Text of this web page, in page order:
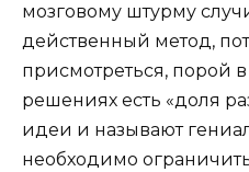
мозговому штурму
действенный метод,
присмотреться, порой
решениях есть «доля
идеи и называют
необходимо